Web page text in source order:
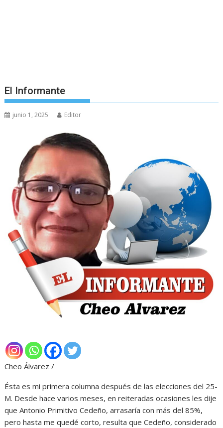
El Informante
junio 1, 2025 Editor
Cheo Álvarez /
Ésta es mi primera columna después de las elecciones del 25-
M. Desde hace varios meses, en reiteradas ocasiones les dije
que Antonio Primitivo Cedeño, arrasaría con más del 85%,
pero hasta me quedé corto, resulta que Cedeño, considerado